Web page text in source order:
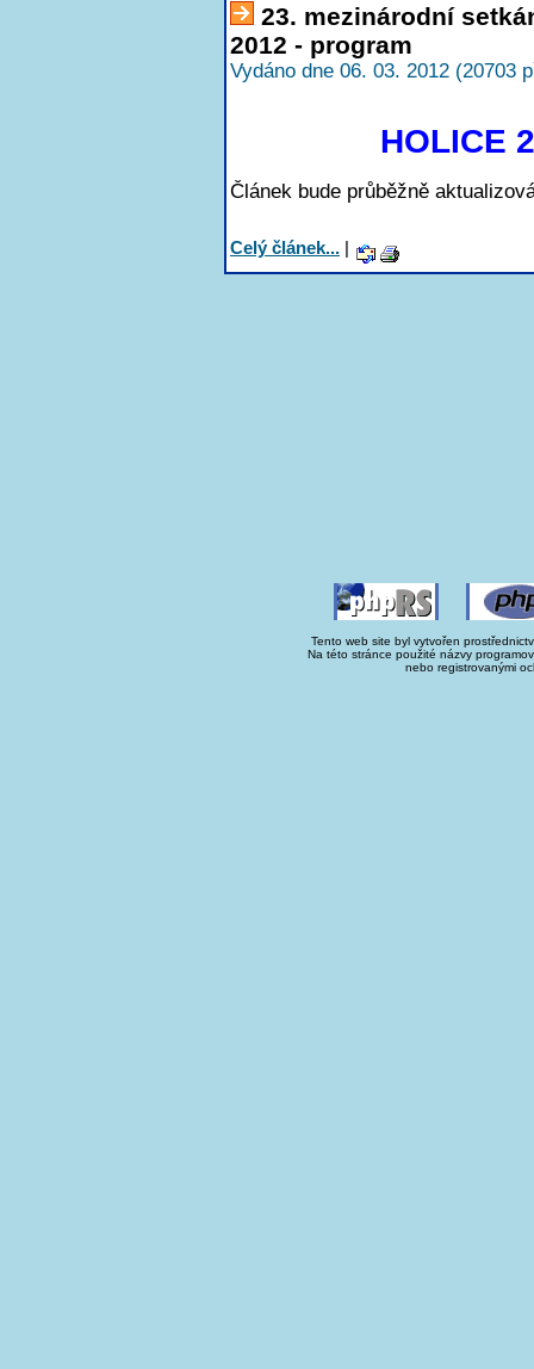
23. mezinárodní
2012 - program
Vydáno dne 06. 03. 2012 (20703
HOLICE
Článek bude průběžně
Celý článek... |
Tento web site byl vytvořen
Na této stránce použité názvy
nebo registrovanými